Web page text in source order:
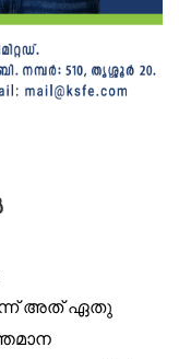
അത് ഏതു